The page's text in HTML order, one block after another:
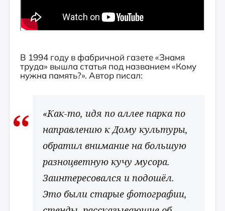
В 1994 году в фабричной газете «Знамя
труда» вышла статья под названием «Кому
нужна память?». Автор писал:
«Как-то, идя по аллее парка по
направлению к Дому культуры,
обратил внимание на большую
разноцветную кучу мусора.
Заинтересовался и подошёл.
Это были старые фотографии,